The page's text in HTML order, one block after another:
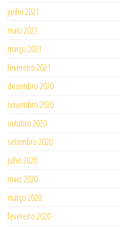
junho 2021
maio 2021
março 2021
fevereiro 2021
dezembro 2020
novembro 2020
outubro 2020
setembro 2020
julho 2020
maio 2020
março 2020
fevereiro 2020